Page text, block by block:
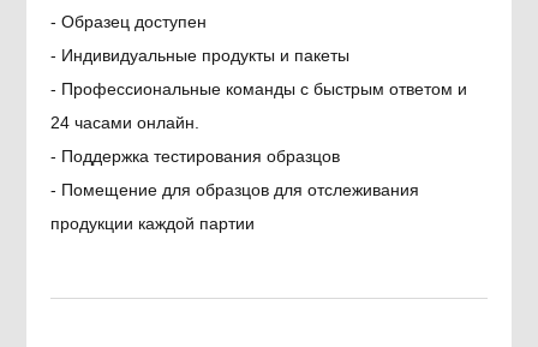
- Образец доступен
- Индивидуальные продукты и пакеты
- Профессиональные команды с быстрым ответом и
24 часами онлайн.
- Поддержка тестирования образцов
- Помещение для образцов для отслеживания
продукции каждой партии